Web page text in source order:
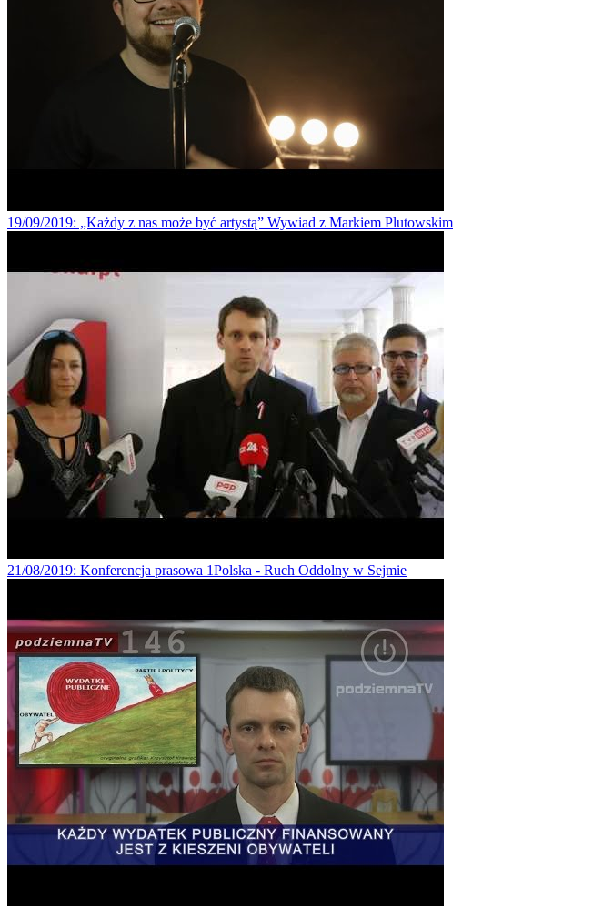
19/09/2019: „Każdy z nas może być artystą” Wywiad z Markiem Plutowskim
21/08/2019: Konferencja prasowa 1Polska - Ruch Oddolny w Sejmie